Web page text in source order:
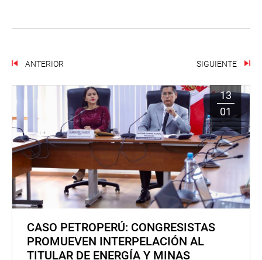
ANTERIOR SIGUIENTE
13
01
CASO PETROPERÚ: CONGRESISTAS
PROMUEVEN INTERPELACIÓN AL
TITULAR DE ENERGÍA Y MINAS